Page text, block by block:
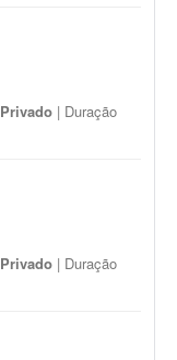
Privado | Duração
Privado | Duração